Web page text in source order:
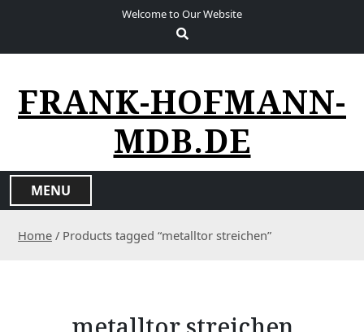
Welcome to Our Website
FRANK-HOFMANN-
MDB.DE
MENU
Home / Products tagged “metalltor streichen”
metalltor streichen